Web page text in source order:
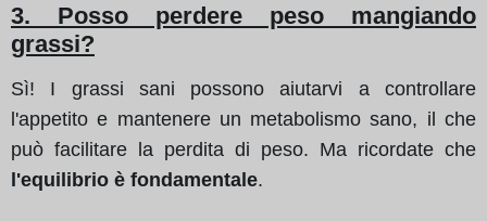
3. Posso perdere peso mangiando
grassi?
Sì! I grassi sani possono aiutarvi a controllare
l'appetito e mantenere un metabolismo sano, il che
può facilitare la perdita di peso. Ma ricordate che
l'equilibrio è fondamentale.